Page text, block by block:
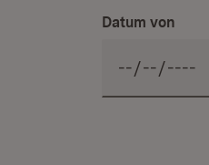
Datum von